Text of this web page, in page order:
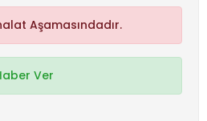
Aşamasındadır.
Ver